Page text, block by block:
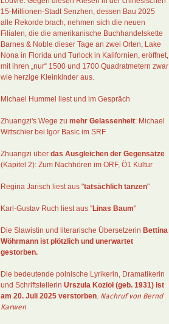
15-Millionen-Stadt Senzhen, dessen Bau 2025
alle Rekorde brach, nehmen sich die neuen
Filialen, die die amerikanische Buchhandelskette
Barnes & Noble dieser Tage an zwei Orten, Lake
Nona in Florida und Turlock in Kalifornien, eröffnet,
mit ihren „nur“ 1500 und 1700 Quadratmetern zwar
wie herzige Kleinkinder aus.
Michael Hummel liest und im Gespräch
Zhuangzi's Wege zu mehr Gelassenheit: Michael
Wittschier bei Igor Basic im SRF
Zhuangzi über das Ausgleichen der Gegensätze
(Kapitel 2): Zum Nachhören im ORF, Ö1 Kultur
Regina Jarisch liest aus "tatsächlich tanzen"
Karl-Gustav Ruch liest aus "Linas Baum"
Die Slawistin und literarische Übersetzerin Bettina
Wöhrmann ist plötzlich und unerwartet
gestorben.
Die bedeutende polnische Lyrikerin, Dramatikerin
und Schriftstellerin Urszula Kozioł (geb. 1931) ist
am 20. Juli 2025 verstorben. Nachruf von Bernd
Karwen